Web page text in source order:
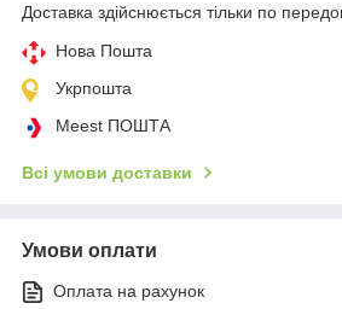
Доставка здійснюється тільки по
Нова Пошта
Укрпошта
Meest ПОШТА
Всі умови доставки
Умови оплати
Оплата на рахунок